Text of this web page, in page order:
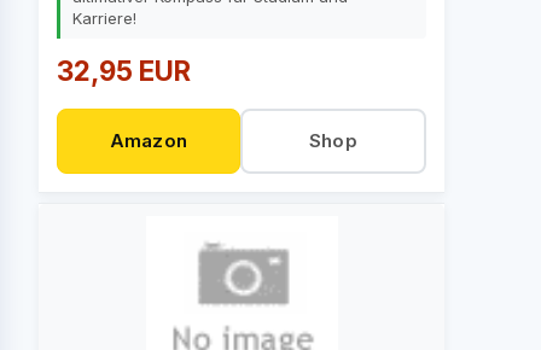
Karriere!
32,95 EUR
Amazon Shop